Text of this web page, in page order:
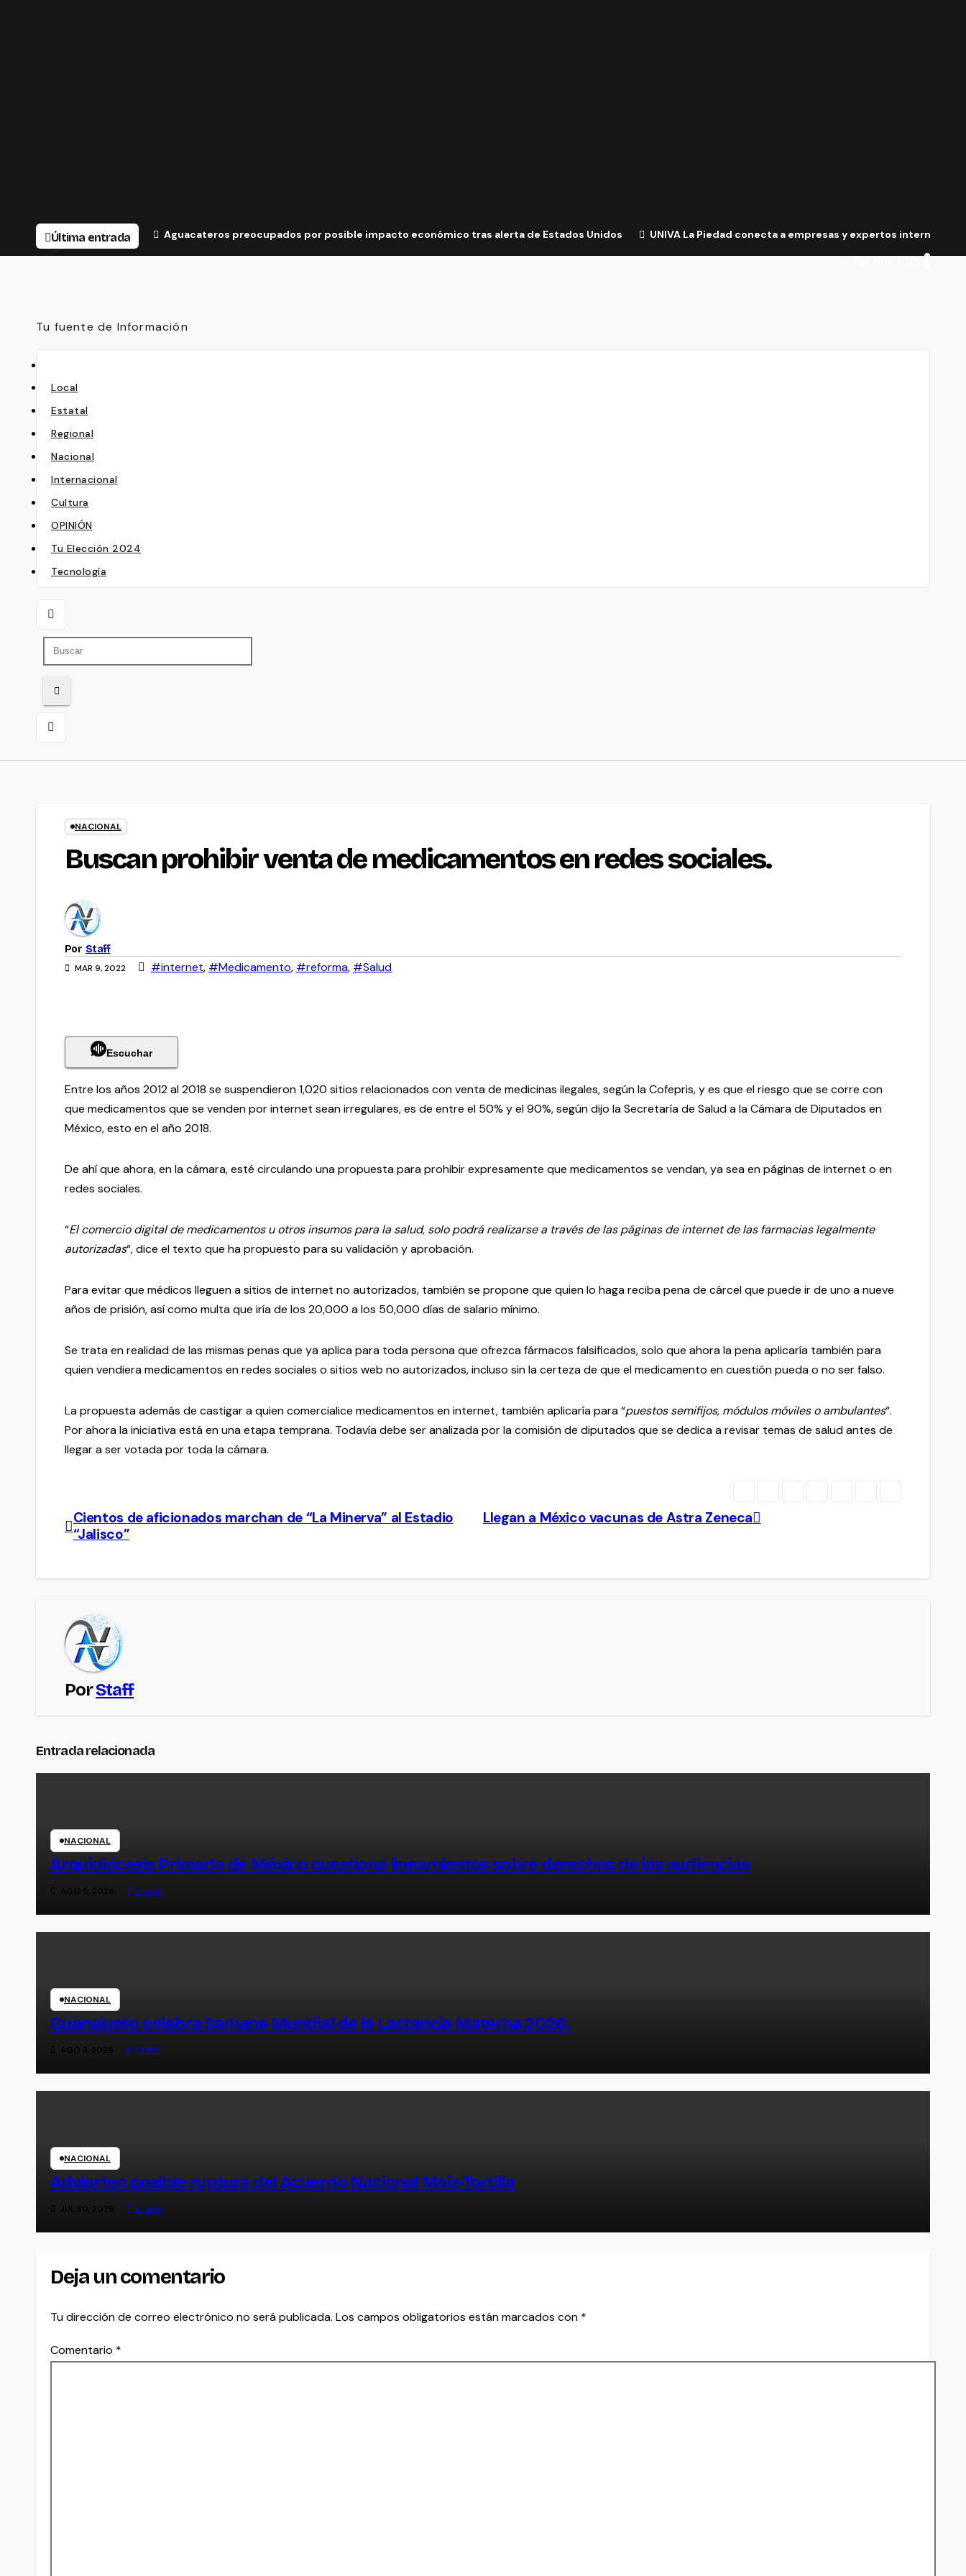
Última entrada Aguacateros preocupados por posible impacto económico tras alerta de Estados Unidos UNIVA La Piedad conecta a empresas y expertos
Tu fuente de Información
Local
Estatal
Regional
Nacional
Internacional
Cultura
OPINIÓN
Tu Elección 2024
Tecnología
NACIONAL
Buscan prohibir venta de medicamentos en redes sociales.
Por Staff
MAR 9, 2022 #internet, #Medicamento, #reforma, #Salud
Escuchar
Entre los años 2012 al 2018 se suspendieron 1,020 sitios relacionados con venta de medicinas ilegales, según la Cofepris, y es que el riesgo que se corre con
que medicamentos que se venden por internet sean irregulares, es de entre el 50% y el 90%, según dijo la Secretaría de Salud a la Cámara de Diputados en
México, esto en el año 2018.
De ahí que ahora, en la cámara, esté circulando una propuesta para prohibir expresamente que medicamentos se vendan, ya sea en páginas de internet o en
redes sociales.
“El comercio digital de medicamentos u otros insumos para la salud, solo podrá realizarse a través de las páginas de internet de las farmacias legalmente
autorizadas“, dice el texto que ha propuesto para su validación y aprobación.
Para evitar que médicos lleguen a sitios de internet no autorizados, también se propone que quien lo haga reciba pena de cárcel que puede ir de uno a nueve
años de prisión, así como multa que iría de los 20,000 a los 50,000 días de salario mínimo.
Se trata en realidad de las mismas penas que ya aplica para toda persona que ofrezca fármacos falsificados, solo que ahora la pena aplicaría también para
quien vendiera medicamentos en redes sociales o sitios web no autorizados, incluso sin la certeza de que el medicamento en cuestión pueda o no ser falso.
La propuesta además de castigar a quien comercialice medicamentos en internet, también aplicaría para “puestos semifijos, módulos móviles o ambulantes“.
Por ahora la iniciativa está en una etapa temprana. Todavía debe ser analizada por la comisión de diputados que se dedica a revisar temas de salud antes de
llegar a ser votada por toda la cámara.
Navegación
entradas
Llegan a México vacunas de Astra Zeneca
Cientos de aficionados marchan de “La Minerva” al Estadio
“Jalisco”
PorStaff
Entrada relacionada
NACIONAL
Arquidiócesis Primada de México cuestiona lineamientos sobre derechos de las audiencias
AGO 5, 2026 STAFF
NACIONAL
Guanajuato celebra Semana Mundial de la Lactancia Materna 2026.
AGO 3, 2026 STAFF
NACIONAL
Advierten posible ruptura del Acuerdo Nacional Maíz-Tortilla
JUL 30, 2026 STAFF
Deja un comentario
Tu dirección de correo electrónico no será publicada. Los campos obligatorios están marcados con *
Comentario *